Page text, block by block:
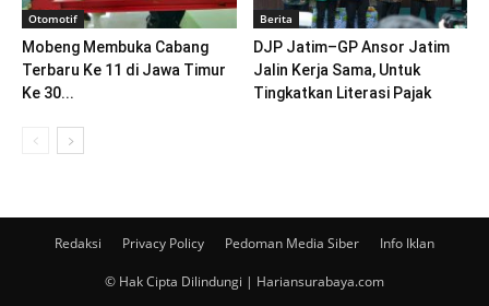
Otomotif
Mobeng Membuka Cabang
Terbaru Ke 11 di Jawa Timur
Ke 30...
Berita
DJP Jatim–GP Ansor Jatim
Jalin Kerja Sama, Untuk
Tingkatkan Literasi Pajak
Redaksi Privacy Policy Pedoman Media Siber Info Iklan
© Hak Cipta Dilindungi | Hariansurabaya.com